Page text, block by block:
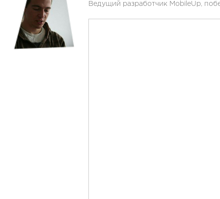
Ведущий разработчик MobileUp,